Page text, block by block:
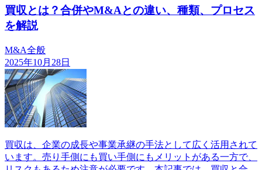
買収とは？合併やM&Aとの違い、種類、プロセス
を解説
M&A全般
2025年10月28日
買収は、企業の成長や事業承継の手法として広く活用されて
います。売り手側にも買い手側にもメリットがある一方で、